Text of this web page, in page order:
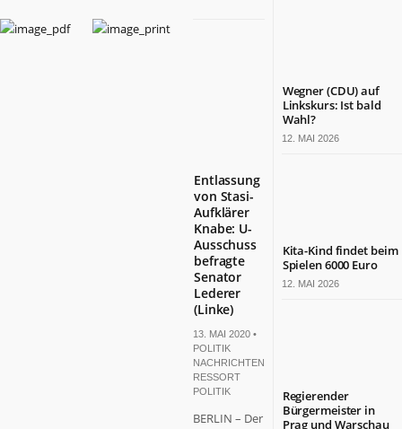
Entlassung
von Stasi-
Aufklärer
Knabe: U-
Ausschuss
befragte
Senator
Lederer
(Linke)
13. MAI 2020 •
POLITIK
NACHRICHTEN
RESSORT
POLITIK
BERLIN – Der
Wegner (CDU) auf
Linkskurs: Ist bald
Wahl?
12. MAI 2026
Kita-Kind findet beim
Spielen 6000 Euro
12. MAI 2026
Regierender
Bürgermeister in
Prag und Warschau